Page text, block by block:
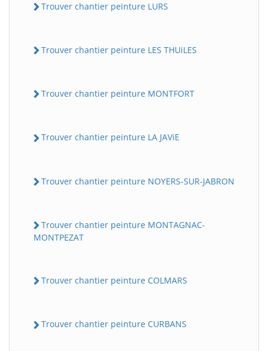
Trouver chantier peinture LURS
Trouver chantier peinture LES THUiLES
Trouver chantier peinture MONTFORT
Trouver chantier peinture LA JAViE
Trouver chantier peinture NOYERS-SUR-JABRON
Trouver chantier peinture MONTAGNAC-
MONTPEZAT
Trouver chantier peinture COLMARS
Trouver chantier peinture CURBANS